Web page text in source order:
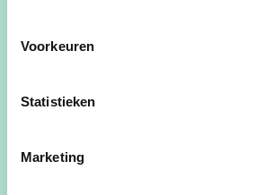
Voorkeuren
Statistieken
Marketing
*Bestuurslid FERM
*Houdt van zwemmen,
Wist je dat...